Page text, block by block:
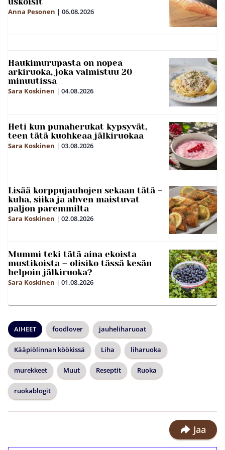
Anna Pesonen | 06.08.2026
Haukimurupasta on nopea
arkiruoka, joka valmistuu 20
minuutissa
Sara Koskinen | 04.08.2026
Heti kun punaherukat kypsyvät,
teen tätä kuohkeaa jälkiruokaa
Sara Koskinen | 03.08.2026
Lisää korppujauhojen sekaan tätä –
kuha, siika ja ahven maistuvat
paljon paremmilta
Sara Koskinen | 02.08.2026
Mummi teki tätä aina ekoista
mustikoista – olisiko tässä kesän
helpoin jälkiruoka?
Sara Koskinen | 01.08.2026
AIHEET foodlover jauheliharuoat
Kääpiölinnan köökissä Liha liharuoka
murekkeet Muut Reseptit Ruoka
ruokablogit
Jaa